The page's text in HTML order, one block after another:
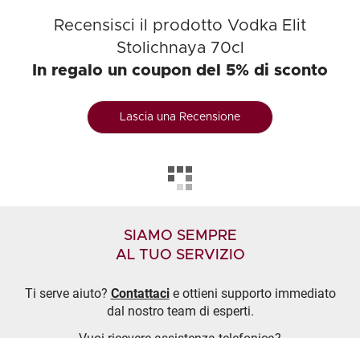
Recensisci il prodotto Vodka Elit
Stolichnaya 70cl
In regalo un coupon del 5% di sconto
Lascia una Recensione
SIAMO SEMPRE
AL TUO SERVIZIO
Ti serve aiuto? Contattacie ottieni supporto immediato
dal nostro team di esperti.